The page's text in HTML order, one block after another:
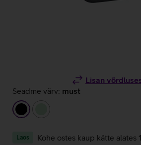
Lisan
Seadme värv: must
must
Laos Kohe ostes kaup kätte alates